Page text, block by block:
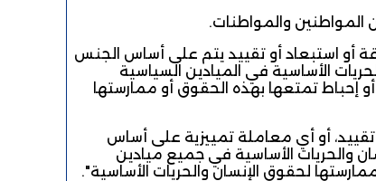
أو استبعاد أو تقييد يتم على أساس الجنس
الأساسية في الميادين السياسية
إحباط تمتعها بهذه الحقوق أو ممارستها
تقييد، أو أي معاملة تمييزية على أساس
والحريات الأساسية في جميع ميادين
لحقوق الإنسان والحريات الأساسية".